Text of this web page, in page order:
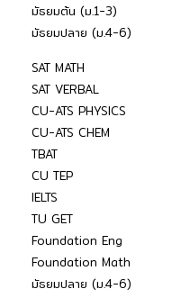
มัธยมต้น (ม.1-3)
มัธยมปลาย (ม.4-6)
SAT MATH
SAT VERBAL
CU-ATS PHYSICS
CU-ATS CHEM
TBAT
CU TEP
IELTS
TU GET
Foundation Eng
Foundation Math
มัธยมปลาย (ม.4-6)